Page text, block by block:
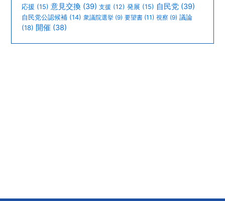
応援 (15) 意見交換 (39) 支援 (12) 発展 (15) 自民党 (39)
自民党公認候補 (14) 衆議院選挙 (9) 要望書 (11) 視察 (9) 議論
(18) 開催 (38)